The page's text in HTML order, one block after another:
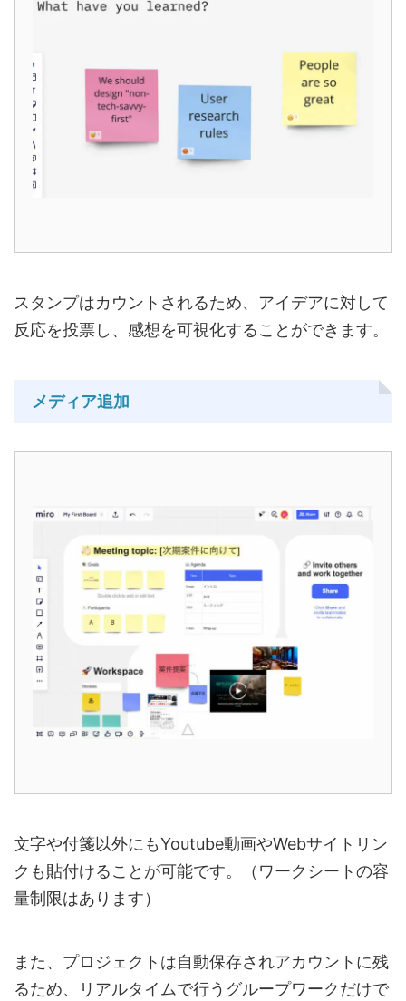
スタンプはカウントされるため、アイデアに対して
反応を投票し、感想を可視化することができます。
メディア追加
文字や付箋以外にもYoutube動画やWebサイトリン
クも貼付けることが可能です。（ワークシートの容
量制限はあります）
また、プロジェクトは自動保存されアカウントに残
るため、リアルタイムで行うグループワークだけで